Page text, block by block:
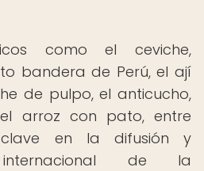
como el ceviche,
bandera de Perú, el ají
de pulpo, el anticucho,
arroz con pato, entre
en la difusión y
internacional de la